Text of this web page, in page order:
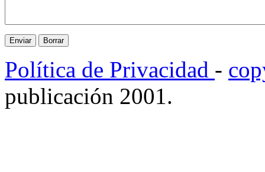
Política de Privacidad -
publicación 2001.